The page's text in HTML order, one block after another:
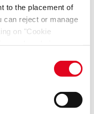
to the placement of
can reject or manage
on "Cookie
you choose, the full
of this
of data to third